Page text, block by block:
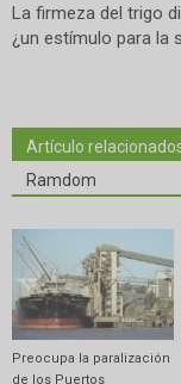
La firmeza del trigo
¿un estímulo para la
Artículo
Ramdom
Preocupa la paralización
de los Puertos